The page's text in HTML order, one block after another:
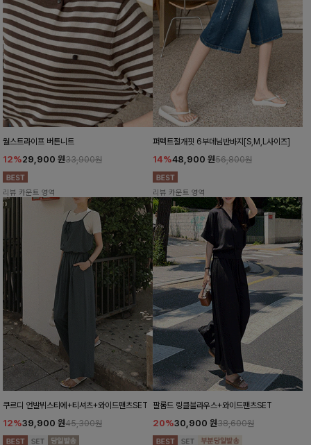
월스트라이프 버튼니트
12%29,900 원33,900원
리뷰 카운트 영역
퍼펙트절개핏 6부데님반바지[S,M,L사이즈]
14%48,900 원56,800원
리뷰 카운트 영역
쿠르디 언발뷔스티에+티셔츠+와이드팬츠SET
12%39,900 원45,300원
팔롬드 링클블라우스+와이드팬츠SET
20%30,900 원38,600원